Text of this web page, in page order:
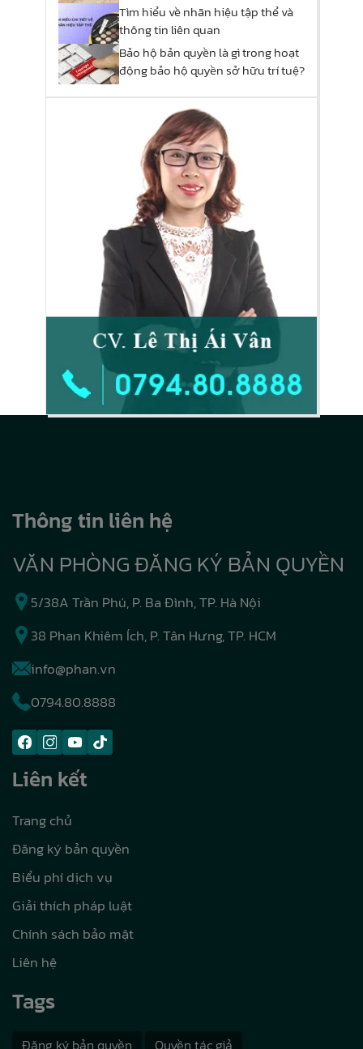
Tìm hiểu về nhãn hiệu tập thể và
thông tin liên quan
Bảo hộ bản quyền là gì trong hoạt
động bảo hộ quyền sở hữu trí tuệ?
Thông tin liên hệ
VĂN PHÒNG ĐĂNG KÝ BẢN QUYỀN
5/38A Trần Phú, P. Ba Đình, TP. Hà Nội
38 Phan Khiêm Ích, P. Tân Hưng, TP. HCM
info@phan.vn
0794.80.8888
Liên kết
Trang chủ
Đăng ký bản quyền
Biểu phí dịch vụ
Giải thích pháp luật
Chính sách bảo mật
Liên hệ
Tags